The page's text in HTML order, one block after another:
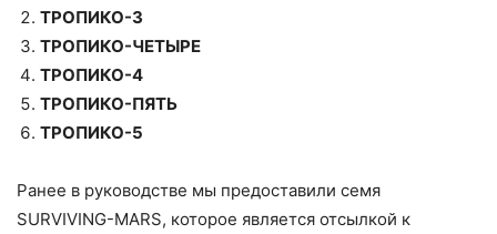
ТРОПИКО-3
ТРОПИКО-ЧЕТЫРЕ
ТРОПИКО-4
ТРОПИКО-ПЯТЬ
ТРОПИКО-5
Ранее в руководстве мы предоставили семя
SURVIVING-MARS, которое является отсылкой к